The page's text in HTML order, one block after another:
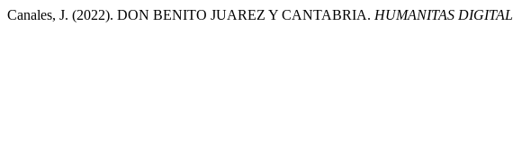
Canales, J. (2022). DON BENITO JUAREZ Y CANTABRIA. HUMANITAS DIGITAL